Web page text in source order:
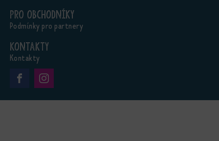
Pro obchodníky
Podmínky pro partnery
Kontakty
Kontakty